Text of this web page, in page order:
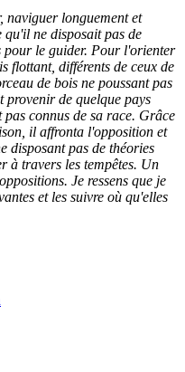
naviguer longuement et
qu'il ne disposait pas de
pour le guider. Pour l'orienter
flottant, différents de ceux de
de bois ne poussant pas
de quelque pays
connus de sa race. Grâce
il affronta l'opposition et
disposant pas de théories
à travers les tempêtes. Un
Je ressens que je
et les suivre où qu'elles